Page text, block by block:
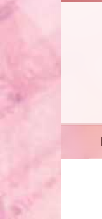
Перейти
к